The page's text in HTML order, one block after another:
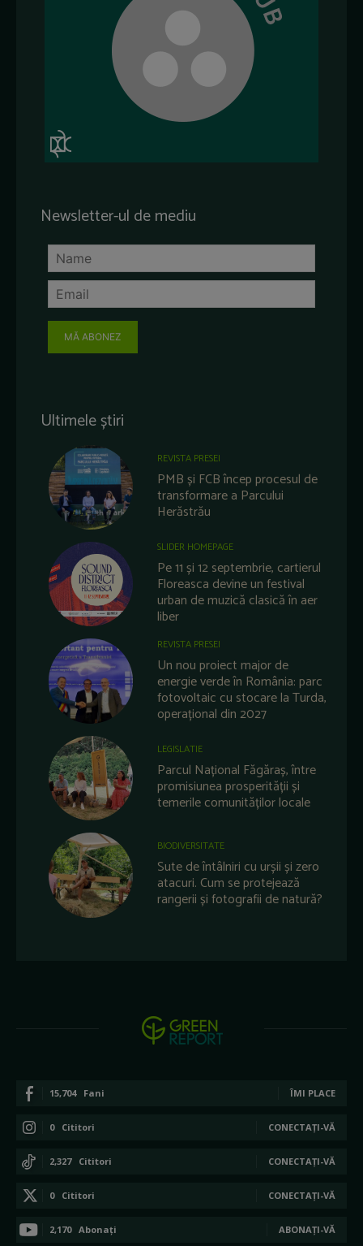
Newsletter-ul de mediu
MĂ ABONEZ
Ultimele știri
REVISTA PRESEI
PMB și FCB încep procesul de
transformare a Parcului
Herăstrău
SLIDER HOMEPAGE
Pe 11 și 12 septembrie, cartierul
Floreasca devine un festival
urban de muzică clasică în aer
liber
REVISTA PRESEI
Un nou proiect major de
energie verde în România: parc
fotovoltaic cu stocare la Turda,
operațional din 2027
LEGISLATIE
Parcul Național Făgăraș, între
promisiunea prosperității și
temerile comunităților locale
BIODIVERSITATE
Sute de întâlniri cu urșii și zero
atacuri. Cum se protejează
rangerii și fotografii de natură?
15,704 Fani ÎMI PLACE
0 Cititori CONECTAȚI-VĂ
2,327 Cititori CONECTAȚI-VĂ
0 Cititori CONECTAȚI-VĂ
2,170 Abonați ABONAȚI-VĂ